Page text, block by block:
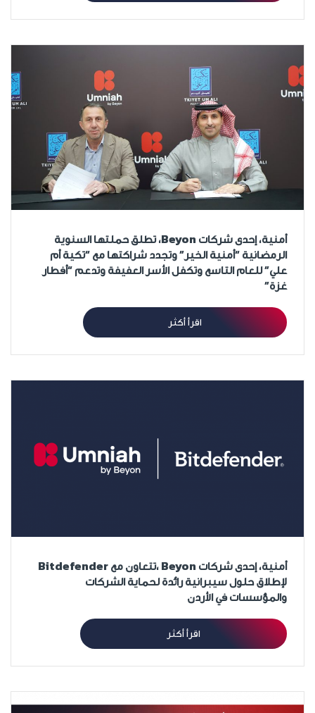
أمنية، إحدى شركات Beyon، تطلق حملتها السنوية
الرمضانية “أمنية الخير” وتجدد شراكتها مع “تكية أم
علي” للعام التاسع وتكفل الأسر العفيفة وتدعم “أفطار
غزة”
اقرأ أكثر
أمنية، إحدى شركات Beyon ،تتعاون مع Bitdefender
لإطلاق حلول سيبرانية رائدة لحماية الشركات
والمؤسسات في الأردن
اقرأ أكثر